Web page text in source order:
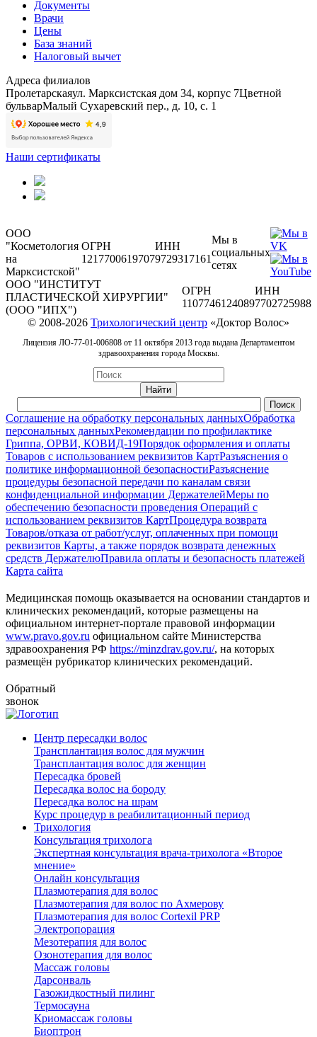
Документы
Врачи
Цены
База знаний
Налоговый вычет
Адреса филиалов
Пролетарскаяул. Марксистская дом 34, корпус 7Цветной
бульварМалый Сухаревский пер., д. 10, с. 1
Наши сертификаты
ООО
"Косметология
на
Марксистской"
ОГРН
1217700619707
ИНН
9729317161
Мы в
социальных
сетях
ООО "ИНСТИТУТ
ПЛАСТИЧЕСКОЙ ХИРУРГИИ"
(ООО "ИПХ")
ОГРН
1107746124089
ИНН
7702725988
© 2008-2026 Трихологический центр «Доктор Волос»
Лицензия ЛО-77-01-006808 от 11 октября 2013 года выдана Департаментом
здравоохранения города Москвы.
Соглашение на обработку персональных данныхОбработка
персональных данныхРекомендации по профилактике
Гриппа, ОРВИ, КОВИД-19Порядок оформления и оплаты
Товаров с использованием реквизитов КартРазъяснения о
политике информационной безопасностиРазъяснение
процедуры безопасной передачи по каналам связи
конфиденциальной информации ДержателейМеры по
обеспечению безопасности проведения Операций с
использованием реквизитов КартПроцедура возврата
Товаров/отказа от работ/услуг, оплаченных при помощи
реквизитов Карты, а также порядок возврата денежных
средств ДержателюПравила оплаты и безопасность платежей
Карта сайта
Медицинская помощь оказывается на основании стандартов и
клинических рекомендаций, которые размещены на
официальном интернет-портале правовой информации
www.pravo.gov.ru официальном сайте Министерства
здравоохранения РФ https://minzdrav.gov.ru/, на которых
размещён рубрикатор клинических рекомендаций.
Обратный
звонок
Центр пересадки волос
Трансплантация волос для мужчин
Трансплантация волос для женщин
Пересадка бровей
Пересадка волос на бороду
Пересадка волос на шрам
Курс процедур в реабилитационный период
Трихология
Консультация трихолога
Экспертная консультация врача-трихолога «Второе
мнение»
Онлайн консультация
Плазмотерапия для волос
Плазмотерапия для волос по Ахмерову
Плазмотерапия для волос Cortexil PRP
Электропорация
Мезотерапия для волос
Озонотерапия для волос
Массаж головы
Дарсонваль
Газожидкостный пилинг
Термосауна
Криомассаж головы
Биоптрон